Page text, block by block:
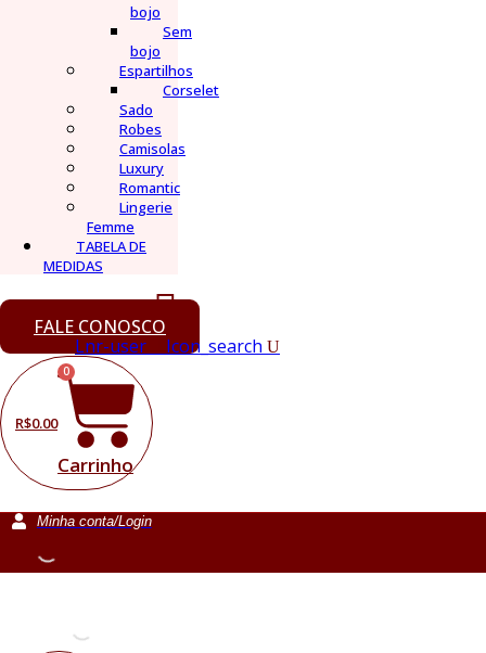
bojo
Sem
bojo
Espartilhos
Corselet
Sado
Robes
Camisolas
Luxury
Romantic
Lingerie
Femme
TABELA DE
MEDIDAS
FALE CONOSCO
Lnr-user
Icon_search
R$0.00
0
Carrinho
Minha conta/Login